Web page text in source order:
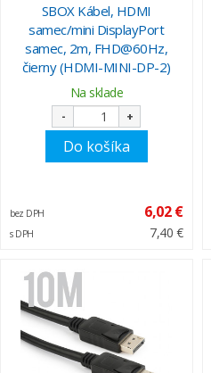
SBOX Kábel, HDMI
samec/mini DisplayPort
samec, 2m, FHD@60Hz,
čierny (HDMI-MINI-DP-2)
Na sklade
- +
Do košíka
bez DPH 6,02 €
s DPH 7,40 €